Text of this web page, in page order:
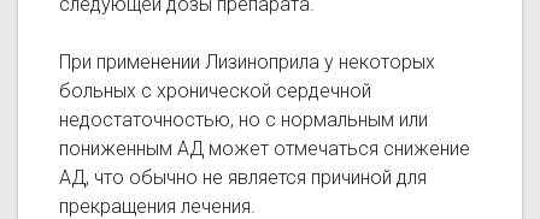
При применении Лизиноприла у некоторых
больных с хронической сердечной
недостаточностью, но с нормальным или
пониженным АД может отмечаться снижение
АД, что обычно не является причиной для
прекращения лечения.